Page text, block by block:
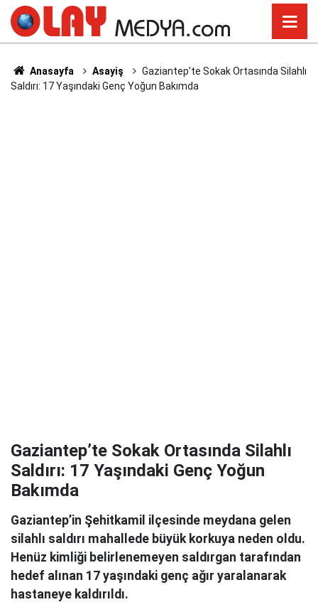
Anasayfa Asayiş
Gaziantep’te Sokak Ortasında Silahlı
Saldırı: 17 Yaşındaki Genç Yoğun Bakımda
Gaziantep’te Sokak Ortasında Silahlı
Saldırı: 17 Yaşındaki Genç Yoğun
Bakımda
Gaziantep’in Şehitkamil ilçesinde meydana gelen
silahlı saldırı mahallede büyük korkuya neden oldu.
Henüz kimliği belirlenemeyen saldırgan tarafından
hedef alınan 17 yaşındaki genç ağır yaralanarak
hastaneye kaldırıldı.